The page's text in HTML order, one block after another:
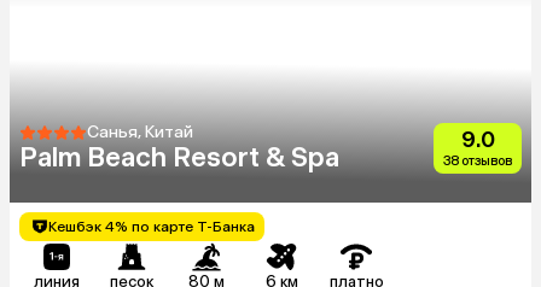
Санья, Китай
Palm Beach Resort & Spa
9.0
38 отзывов
Кешбэк 4% по карте Т-Банка
линия песок 80 м 6 км платно